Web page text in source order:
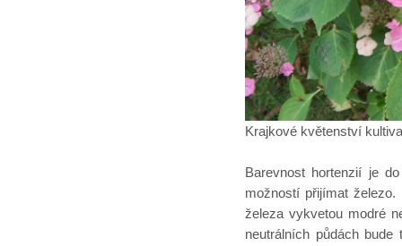
Krajkové květenství
Barevnost hortenzií je
možností přijímat
železa vykvetou modré
neutrálních půdách